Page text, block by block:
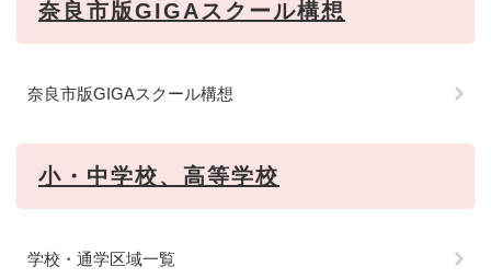
奈良市版GIGAスクール構想
奈良市版GIGAスクール構想
小・中学校、高等学校
学校・通学区域一覧